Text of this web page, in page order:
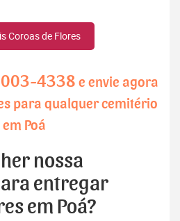
Coroas de Flores
4338 e envie agora
para qualquer cemitério
em Poá
nossa
entregar
em Poá?